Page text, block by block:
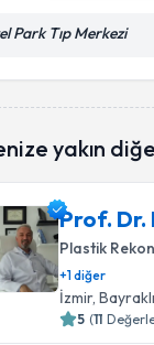
Park Tıp Merkezi
yakın
Prof. Dr.
Plastik
+1diğer
İzmir, Bayraklı
5 (11